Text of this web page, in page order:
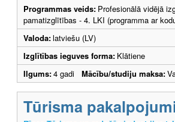
Programmas veids: Profesionālā vidējā
pamatizglītības - 4. LKI (programma ar
Valoda:latviešu (LV)
Izglītības ieguves forma: Klātiene
Ilgums:4 gadi Mācību/studiju maksa:
Tūrisma